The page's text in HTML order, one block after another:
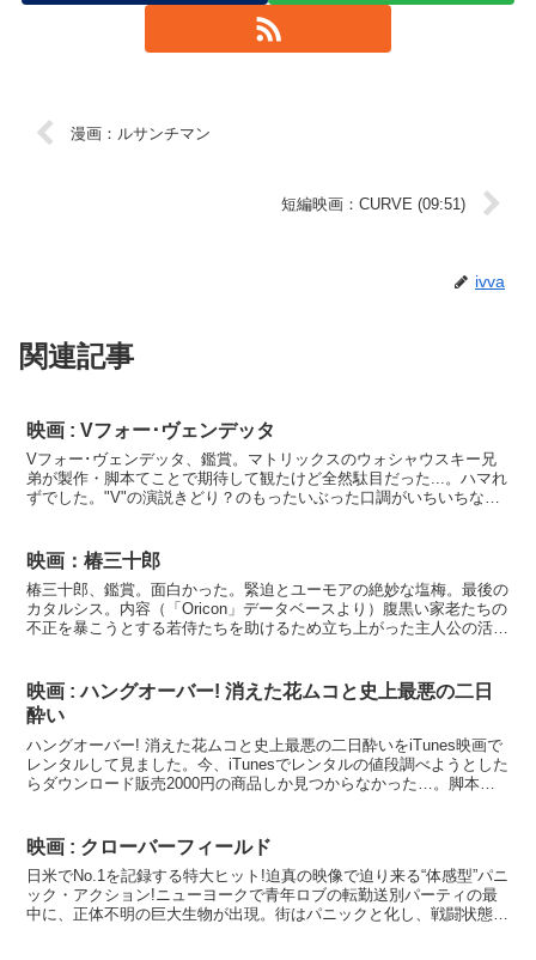
漫画：ルサンチマン
短編映画：CURVE (09:51)
ivva
関連記事
映画 : Vフォー･ヴェンデッタ
Vフォー･ヴェンデッタ、鑑賞。マトリックスのウォシャウスキー兄
弟が製作・脚本てことで期待して観たけど全然駄目だった...。ハマれ
ずでした。"V"の演説きどり？のもったいぶった口調がいちいちなん
映画：椿三十郎
椿三十郎、鑑賞。面白かった。緊迫とユーモアの絶妙な塩梅。最後の
カタルシス。内容（「Oricon」データベースより）腹黒い家老たちの
不正を暴こうとする若侍たちを助けるため立ち上がった主人公の活躍
映画 : ハングオーバー! 消えた花ムコと史上最悪の二日
酔い
ハングオーバー! 消えた花ムコと史上最悪の二日酔いをiTunes映画で
レンタルして見ました。今、iTunesでレンタルの値段調べようとした
らダウンロード販売2000円の商品しか見つからなかった…。脚本が
映画 : クローバーフィールド
日米でNo.1を記録する特大ヒット!迫真の映像で迫り来る“体感型”パニ
ック・アクション!ニューヨークで青年ロブの転勤送別パーティの最
中に、正体不明の巨大生物が出現。街はパニックと化し、戦闘状態に